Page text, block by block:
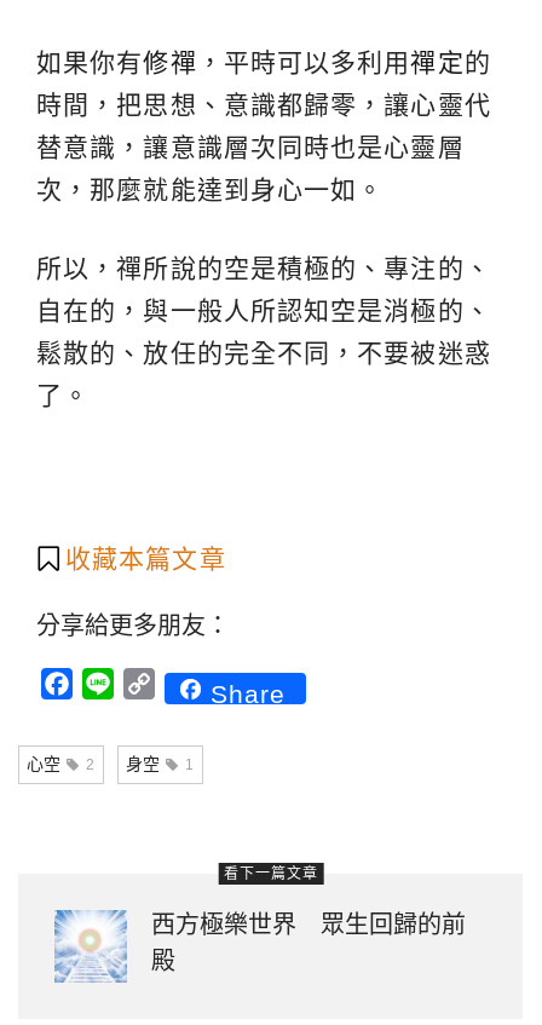
如果你有修禪 ，平時可以多利用禪定的
時間，把思想、意識都歸零，讓心靈代
替意識，讓意識層次同時也是心靈層
次，那麼就能達到身心一如。
所以，禪所說的空是積極的、專注的、
自在的，與一般人所認知空是消極的、
鬆散的、放任的完全不同，不要被迷惑
了。
收藏本篇文章
分享給更多朋友：
Facebook
Line CopyShare
心空 2 身空 1
看下一篇文章
西方極樂世界 眾生回歸的前
殿